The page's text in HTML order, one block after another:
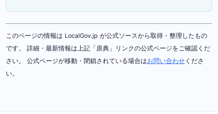
このページの情報は LocalGov.jp が公式ソースから取得・整理したもの
です。 詳細・最新情報は上記「原典」リンクの公式ページをご確認くだ
さい。 公式ページが移動・閉鎖されている場合はお問い合わせ くださ
い。